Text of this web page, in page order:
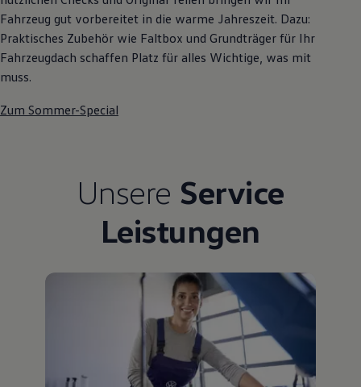
Fahrzeug gut vorbereitet in die warme Jahreszeit. Dazu:
Praktisches Zubehör wie Faltbox und Grundträger für Ihr
Fahrzeugdach schaffen Platz für alles Wichtige, was mit
muss.
Zum Sommer-Special
Unsere Service
Leistungen